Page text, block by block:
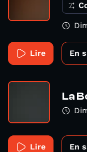
Lire En
La
Lire En